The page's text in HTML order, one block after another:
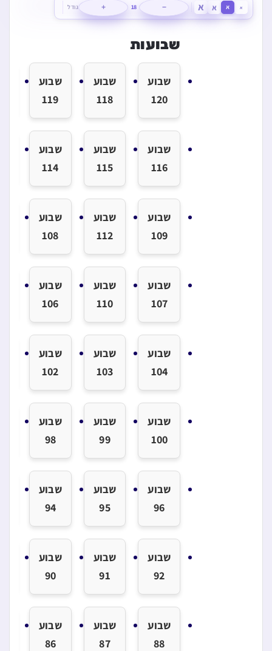
א א א א −
18
+ גודל
שבועות
שבוע
120
שבוע
118
שבוע
119
שבוע
116
שבוע
115
שבוע
114
שבוע
109
שבוע
112
שבוע
108
שבוע
107
שבוע
110
שבוע
106
שבוע
104
שבוע
103
שבוע
102
שבוע
100
שבוע
99
שבוע
98
שבוע
96
שבוע
95
שבוע
94
שבוע
92
שבוע
91
שבוע
90
שבוע
88
שבוע
87
שבוע
86